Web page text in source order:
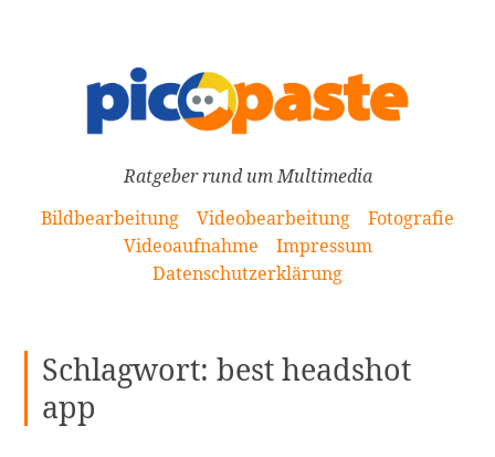
Ratgeber rund um Multimedia
Bildbearbeitung
Videobearbeitung
Fotografie
Videoaufnahme
Impressum
Datenschutzerklärung
Schlagwort:best headshot
app